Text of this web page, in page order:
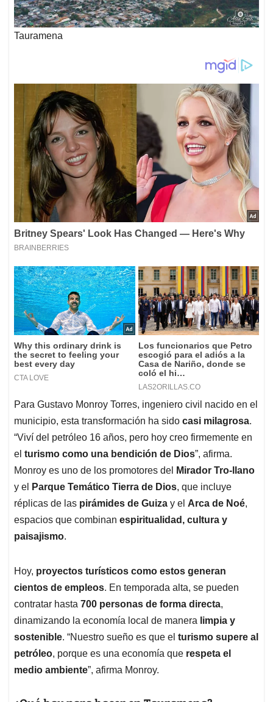
Tauramena
Para Gustavo Monroy Torres, ingeniero civil nacido en el
municipio, esta transformación ha sido casi milagrosa.
“Viví del petróleo 16 años, pero hoy creo firmemente en
el turismo como una bendición de Dios”, afirma.
Monroy es uno de los promotores del
Mirador Tro-llano
y el
Parque Temático Tierra de Dios, que incluye
réplicas de las pirámides de Guiza y el Arca de Noé,
espacios que combinan espiritualidad, cultura y
paisajismo.
Hoy, proyectos turísticos como estos generan
cientos de empleos. En temporada alta, se pueden
contratar hasta 700 personas de forma directa,
dinamizando la economía local de manera limpia y
sostenible. “Nuestro sueño es que el turismo supere al
petróleo, porque es una economía que respeta el
medio ambiente”, afirma Monroy.